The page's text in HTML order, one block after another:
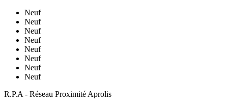
Neuf
Neuf
Neuf
Neuf
Neuf
Neuf
Neuf
Neuf
R.P.A - Réseau Proximité Aprolis